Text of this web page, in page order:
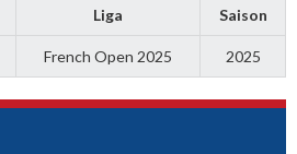
Liga Saison
French Open 2025 2025